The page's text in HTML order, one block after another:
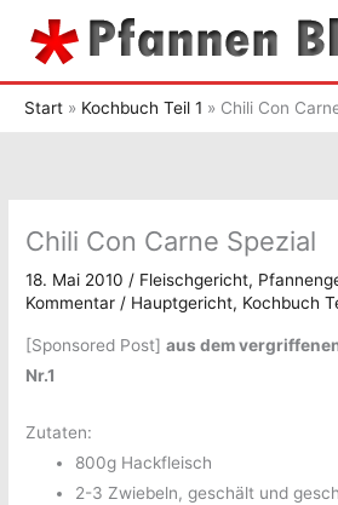
Inhalt
Start Kochbuch Teil 1 Chili Con
Chili Con Carne Spezial
18. Mai 2010 / Fleischgericht,
Kommentar / Hauptgericht, Kochbuch
[Sponsored Post]aus dem
Nr.1
Zutaten:
800g Hackfleisch
2-3 Zwiebeln, geschält und